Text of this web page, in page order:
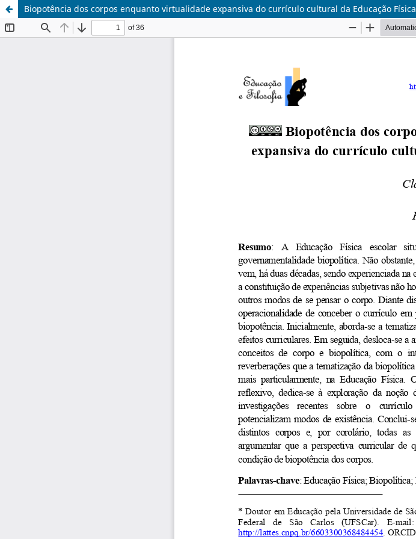
Biopotência dos corpos enquanto virtualidade expansiva do currículo cultural da Educação Física